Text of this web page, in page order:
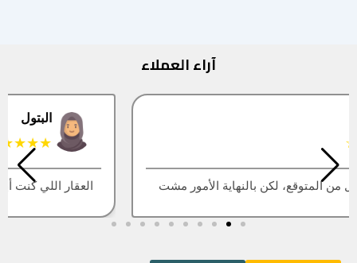
آراء العملاء
العقار اللي كنت أبيه طلع مباع، أتمنى التحديث يكون أسرع